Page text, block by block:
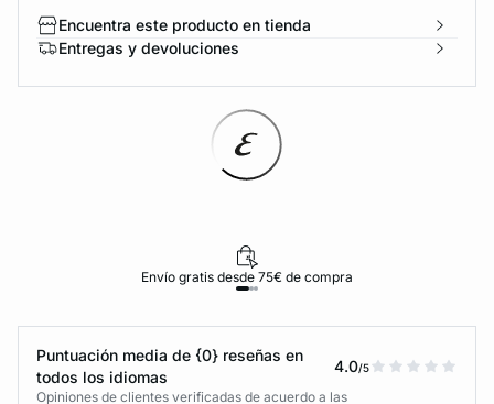
Encuentra este producto en tienda
Entregas y devoluciones
Envío gratis desde 75€ de compra
Puntuación media de {0} reseñas en
todos los idiomas
4.0/5
Opiniones de clientes verificadas de acuerdo a las